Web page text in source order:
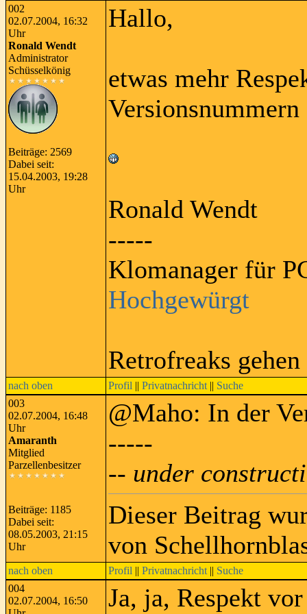
002
02.07.2004, 16:32
Uhr
Ronald Wendt
Administrator
Schüsselkönig
Beiträge: 2569
Dabei seit:
15.04.2003, 19:28
Uhr
Hallo,
etwas mehr
Ronald Wendt
-----
Klomanager für
Hochgewürgt
Retrofreaks
nach oben Profil || Privatnachricht || Suche
003
02.07.2004, 16:48
Uhr
Amaranth
Mitglied
Parzellenbesitzer
Beiträge: 1185
Dabei seit:
08.05.2003, 21:15
Uhr
@Maho: In der
-----
-- under
Dieser Beitrag
von
nach oben Profil || Privatnachricht || Suche
004
02.07.2004, 16:50
Ja, ja, Respekt